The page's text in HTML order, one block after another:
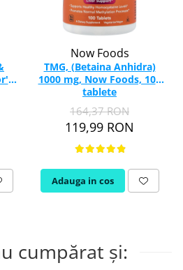
Now Foods
TMG, (Betaina Anhidra)
1000 mg, Now Foods, 100
tablete
164,37 RON
119,99 RON
Adauga in cos
cumpărat și: